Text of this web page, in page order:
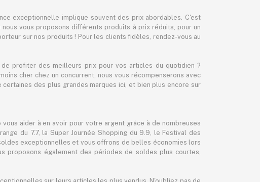
exceptionnelle implique souvent des prix abordables. C'est
vous proposons différents produits à prix réduits, pour un
sur nos produits ! Pour les clients fidèles, rendez-vous au
profiter des meilleurs prix pour vos articles du quotidien ?
cher chez un concurrent, nous vous récompenserons avec
des plus grandes marques ici, et bien plus encore sur
aider à en avoir pour votre argent grâce à de nombreuses
du 7.7, la Super Journée Shopping du 9.9, le Festival des
exceptionnelles et vous offrons de belles économies lors
proposons également des périodes de soldes plus courtes,